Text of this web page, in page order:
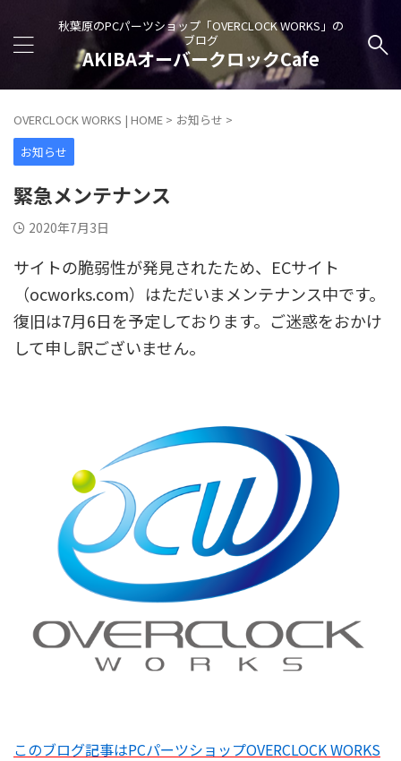
秋葉原のPCパーツショップ「OVERCLOCK WORKS」の
ブログ
AKIBAオーバークロックCafe
OVERCLOCK WORKS | HOME > お知らせ >
お知らせ
緊急メンテナンス
2020年7月3日
サイトの脆弱性が発見されたため、ECサイト
（ocworks.com）はただいまメンテナンス中です。
復旧は7月6日を予定しております。ご迷惑をおかけ
して申し訳ございません。
このブログ記事はPCパーツショップOVERCLOCK WORKS